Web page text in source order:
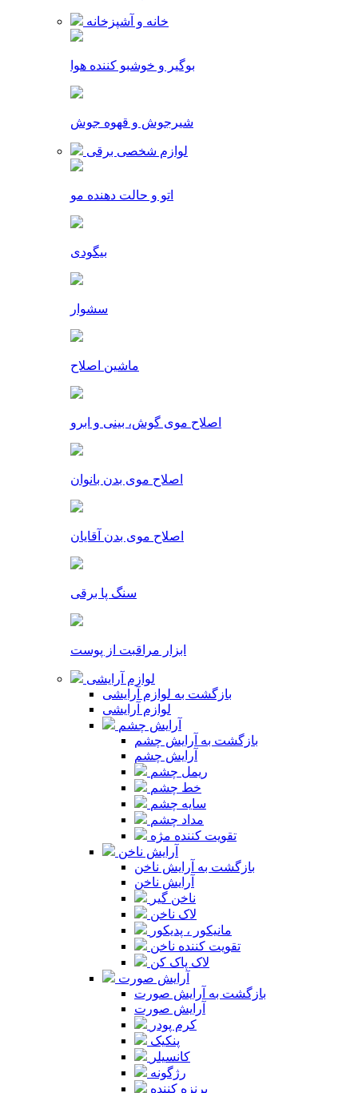
خانه و آشپزخانه
بوگیر و خوشبو کننده هوا
شیرجوش و قهوه جوش
لوازم شخصی برقی
اتو و حالت دهنده مو
بیگودی
سشوار
ماشین اصلاح
اصلاح موی گوش، بینی و ابرو
اصلاح موی بدن بانوان
اصلاح موی بدن آقایان
سنگ پا برقی
ابزار مراقبت از پوست
لوازم آرایشی
بازگشت به لوازم آرایشی
لوازم آرایشی
آرایش چشم
بازگشت به آرایش چشم
آرایش چشم
ریمل چشم
خط چشم
سایه چشم
مداد چشم
تقویت کننده مژه
آرایش ناخن
بازگشت به آرایش ناخن
آرایش ناخن
ناخن گیر
لاک ناخن
مانیکور ، پدیکور
تقویت کننده ناخن
لاک پاک کن
آرایش صورت
بازگشت به آرایش صورت
آرایش صورت
کرم پودر
پنکیک
کانسیلر
رژگونه
برنزه کننده